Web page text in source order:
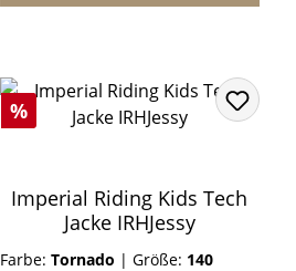
Rabatt
%
Imperial Riding Kids Tech
Jacke IRHJessy
Farbe: Tornado | Größe: 140